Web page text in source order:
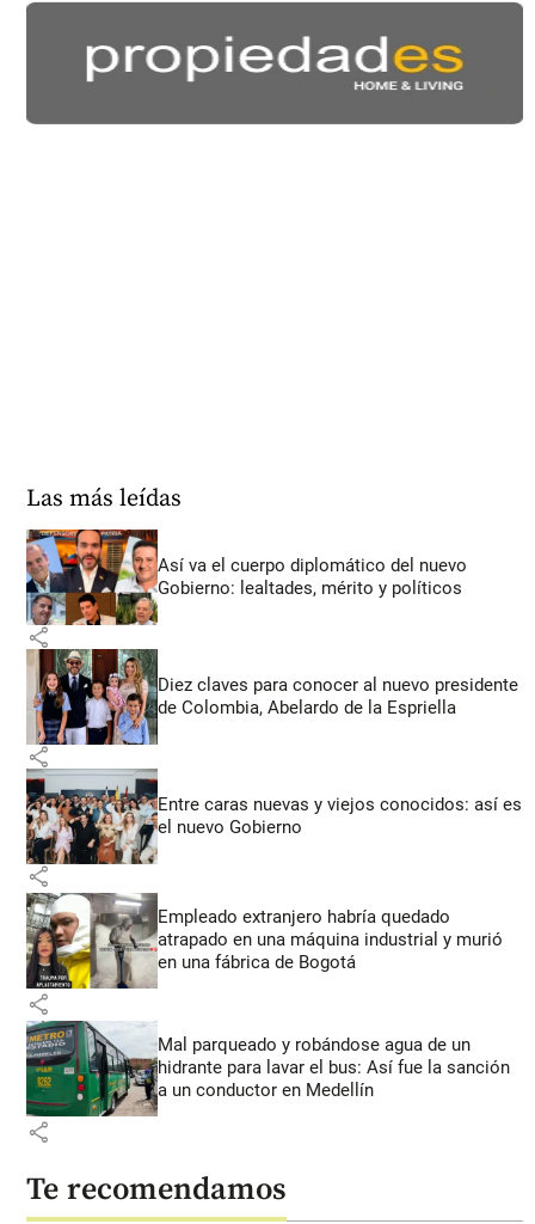
Las más leídas
Así va el cuerpo diplomático del nuevo
Gobierno: lealtades, mérito y políticos
share
Diez claves para conocer al nuevo presidente
de Colombia, Abelardo de la Espriella
share
Entre caras nuevas y viejos conocidos: así es
el nuevo Gobierno
share
Empleado extranjero habría quedado
atrapado en una máquina industrial y murió
en una fábrica de Bogotá
share
Mal parqueado y robándose agua de un
hidrante para lavar el bus: Así fue la sanción
a un conductor en Medellín
share
Te recomendamos